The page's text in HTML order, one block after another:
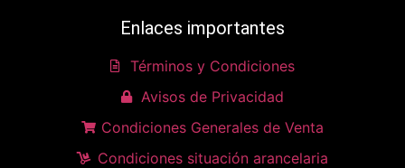
Enlaces importantes
Términos y Condiciones
Avisos de Privacidad
Condiciones Generales de Venta
Condiciones situación arancelaria